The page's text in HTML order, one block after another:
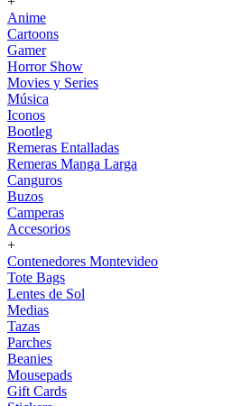
Anime
Cartoons
Gamer
Horror Show
Movies y Series
Música
Iconos
Bootleg
Remeras Entalladas
Remeras Manga Larga
Canguros
Buzos
Camperas
Accesorios
+
Contenedores Montevideo
Tote Bags
Lentes de Sol
Medias
Tazas
Parches
Beanies
Mousepads
Gift Cards